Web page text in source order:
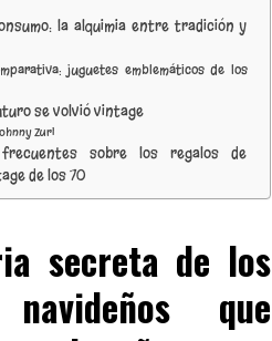
la alquimia entre tradición y
juguetes emblemáticos de los
se volvió vintage
Zuri
frecuentes sobre los regalos de
de los 70
secreta de los
que